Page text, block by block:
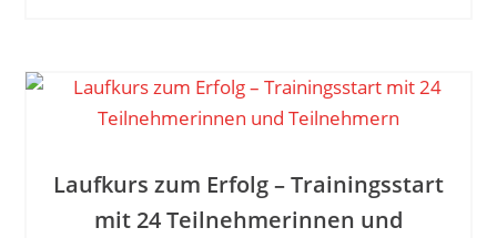
Laufkurs zum Erfolg – Trainingsstart
mit 24 Teilnehmerinnen und